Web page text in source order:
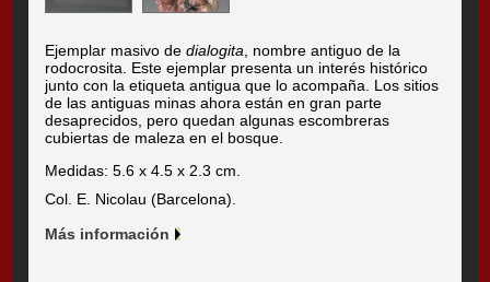
Ejemplar masivo dedialogita , nombre antiguo de la
rodocrosita. Este ejemplar presenta un interés histórico
junto con la etiqueta antigua que lo acompaña. Los sitios
de las antiguas minas ahora están en gran parte
desaprecidos, pero quedan algunas escombreras
cubiertas de maleza en el bosque.
Medidas: 5.6 x 4.5 x 2.3 cm.
Col. E. Nicolau (Barcelona).
Más información